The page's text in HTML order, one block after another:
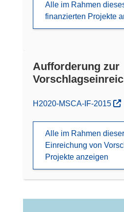
Alle im Rahmen
finanzierten Projekte
Aufforderung zur
(öffnet in neuem Fenster)
H2020-MSCA-IF-2015
Alle im Rahmen
Einreichung von
Projekte anzeigen